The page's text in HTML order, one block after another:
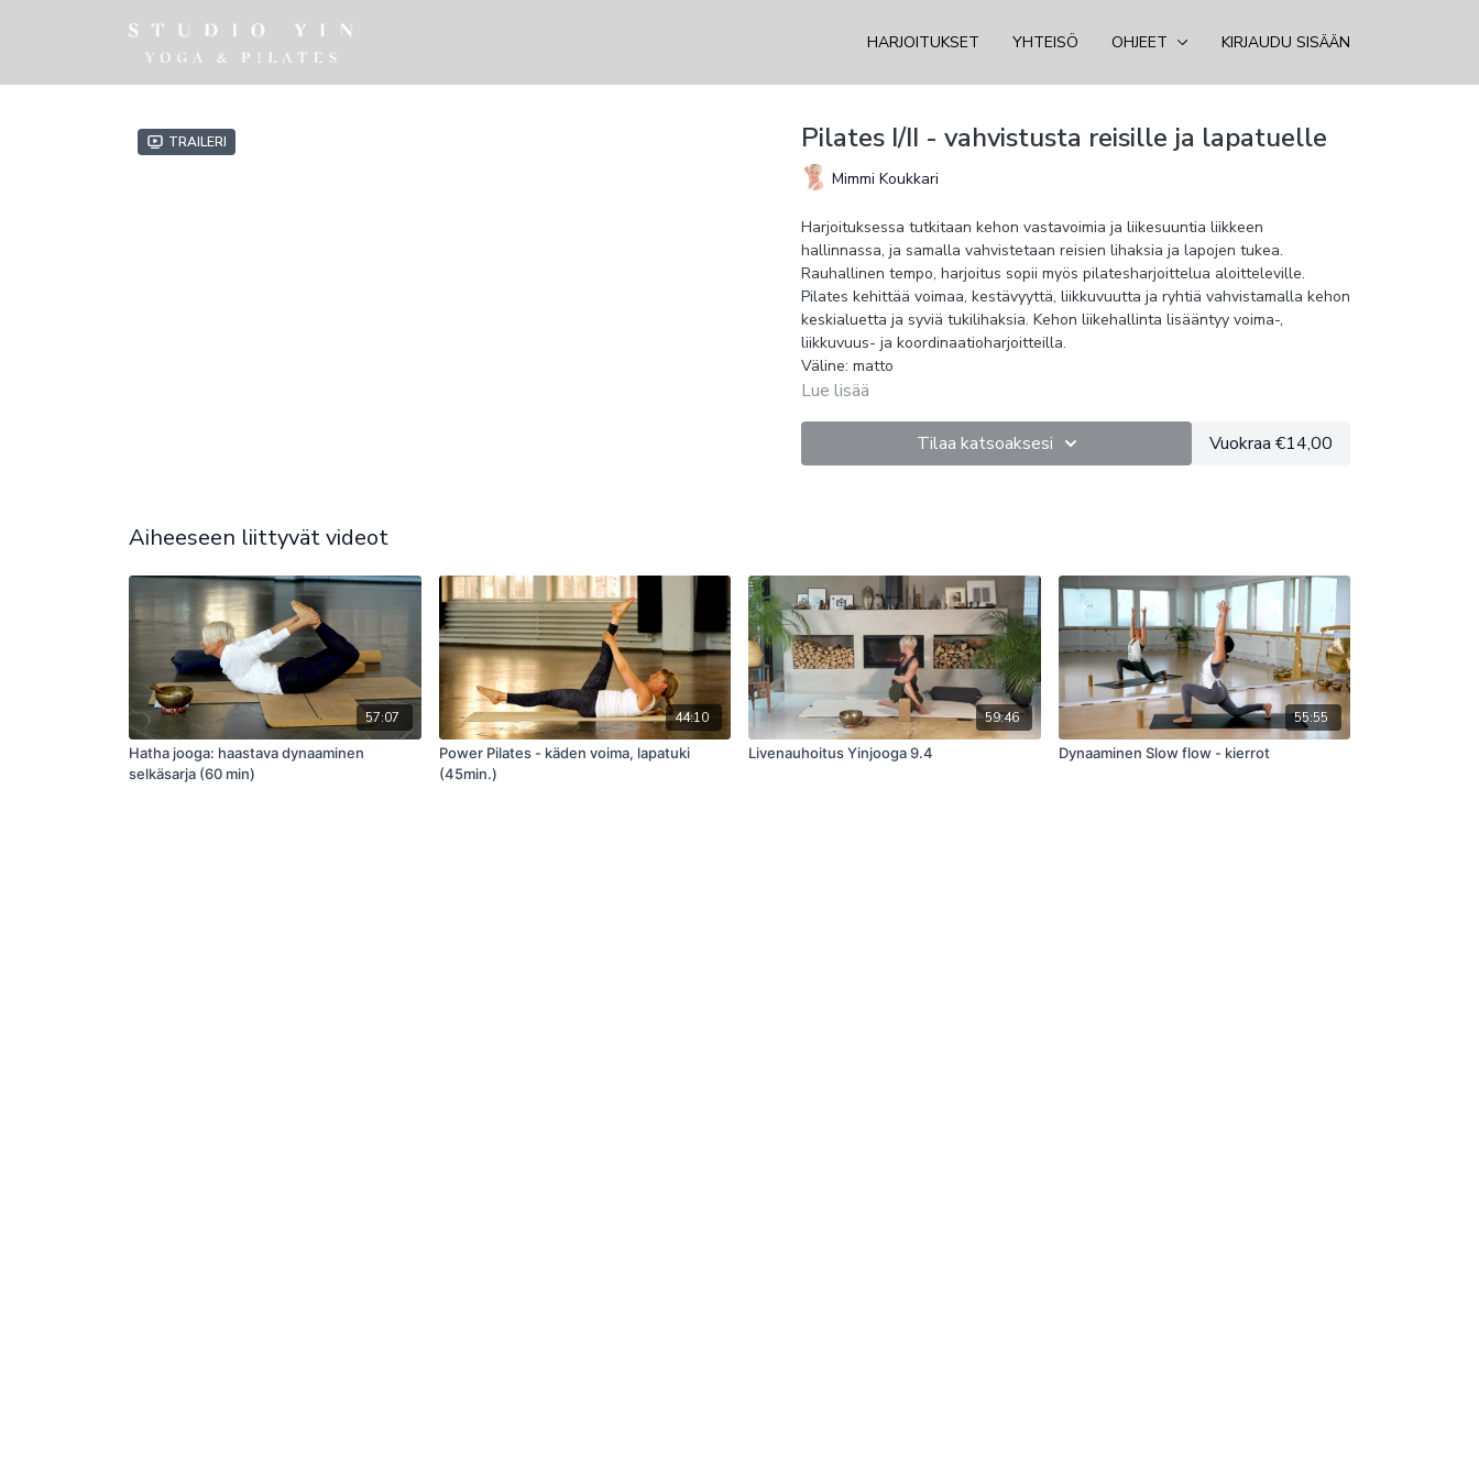
HARJOITUKSET YHTEISÖ OHJEET KIRJAUDU SISÄÄN
Traileri Pilates I/II - vahvistusta reisille ja lapatuelle
Mimmi Koukkari
Harjoituksessa tutkitaan kehon vastavoimia ja liikesuuntia liikkeen
hallinnassa, ja samalla vahvistetaan reisien lihaksia ja lapojen tukea.
Rauhallinen tempo, harjoitus sopii myös pilatesharjoittelua aloitteleville.
Pilates kehittää voimaa, kestävyyttä, liikkuvuutta ja ryhtiä vahvistamalla kehon
keskialuetta ja syviä tukilihaksia. Kehon liikehallinta lisääntyy voima-,
liikkuvuus- ja koordinaatioharjoitteilla.
Väline: matto
Lue lisää
Tilaa katsoaksesi Vuokraa €14,00
Aiheeseen liittyvät videot
57:07
Hatha jooga: haastava dynaaminen
selkäsarja (60 min)
44:10
Power Pilates - käden voima, lapatuki
(45min.)
59:46
Livenauhoitus Yinjooga 9.4
55:55
Dynaaminen Slow flow - kierrot